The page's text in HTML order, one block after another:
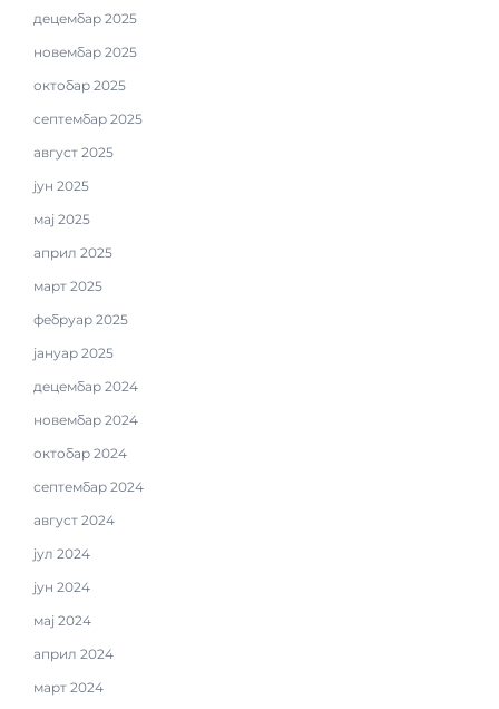
децембар 2025
новембар 2025
октобар 2025
септембар 2025
август 2025
јун 2025
мај 2025
април 2025
март 2025
фебруар 2025
јануар 2025
децембар 2024
новембар 2024
октобар 2024
септембар 2024
август 2024
јул 2024
јун 2024
мај 2024
април 2024
март 2024